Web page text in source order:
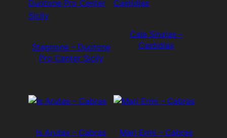
Stagnone – Duotone
Pro Center Sicily
Cala Sinzias –
Castidias
Is Arutas – Cabras Mari Ermi – Cabras